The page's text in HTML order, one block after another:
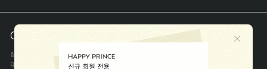
COMPANY INFO
상호
(주)해피프린스
대표
이화진